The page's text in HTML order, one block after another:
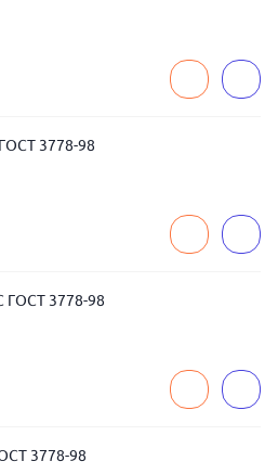
3778-98
ГОСТ 3778-98
3778-98